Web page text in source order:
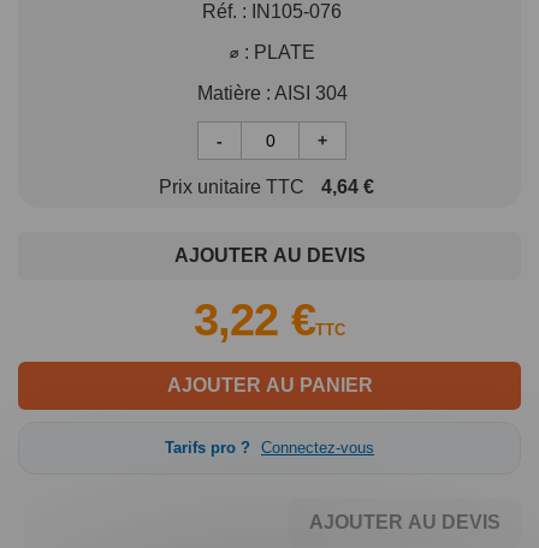
Réf. :
IN105-076
⌀ : PLATE
Matière : AISI 304
- +
Prix unitaire TTC 4,64 €
AJOUTER AU PANIER
3,22 €TTC
AJOUTER AU DEVIS
Tarifs pro ? Connectez-vous
AJOUTER AU DEVIS